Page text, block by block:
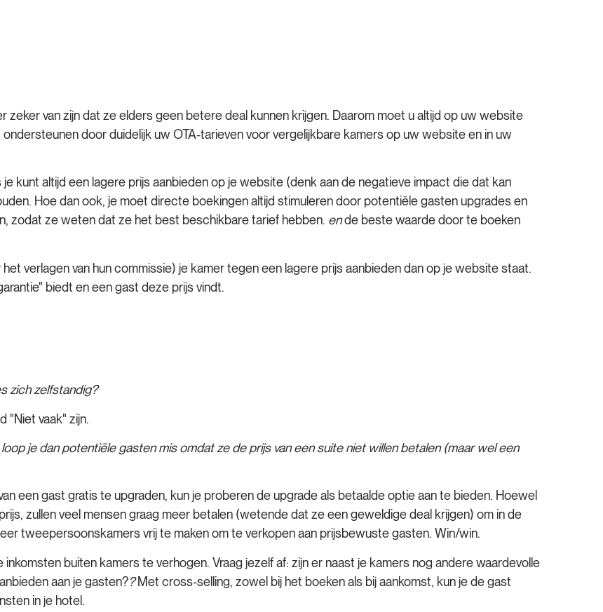
van zijn dat ze elders geen betere deal kunnen krijgen. Daarom moet u altijd op uw website
door duidelijk uw OTA-tarieven voor vergelijkbare kamers op uw website en in uw
kunt altijd een lagere prijs aanbieden op je website (denk aan de negatieve impact die dat kan
Hoe dan ook, je moet directe boekingen altijd stimuleren door potentiële gasten upgrades en
zodat ze weten dat ze het best beschikbare tarief hebben. ende beste waarde door te boeken
verlagen van hun commissie) je kamer tegen een lagere prijs aanbieden dan op je website staat.
biedt en een gast deze prijs vindt.
zich zelfstandig?
"Niet vaak" zijn.
je dan potentiële gasten mis omdat ze de prijs van een suite niet willen betalen (maar wel een
een gast gratis te upgraden, kun je proberen de upgrade als betaalde optie aan te bieden. Hoewel
zullen veel mensen graag meer betalen (wetende dat ze een geweldige deal krijgen) om in de
tweepersoonskamers vrij te maken om te verkopen aan prijsbewuste gasten. Win/win.
buiten kamers te verhogen. Vraag jezelf af: zijn er naast je kamers nog andere waardevolle
aan je gasten??Met cross-selling, zowel bij het boeken als bij aankomst, kun je de gast
in je hotel.